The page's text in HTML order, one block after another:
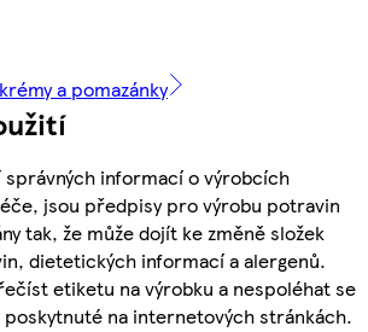
a pomazánky
správných informací o výrobcích
jsou předpisy pro výrobu potravin
tak, že může dojít ke změně složek
dietetických informací a alergenů.
etiketu na výrobku a nespoléhat se
na internetových stránkách.